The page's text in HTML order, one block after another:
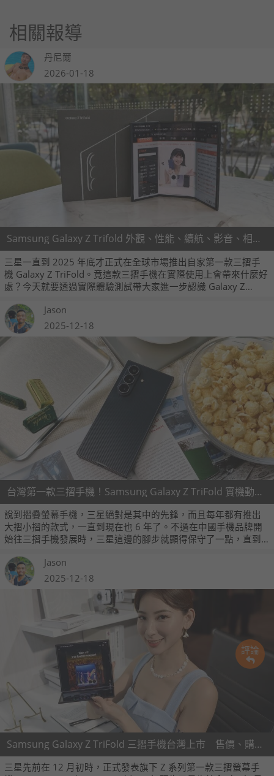
評論
相關報導
丹尼爾
2026-01-18
Samsung Galaxy Z Trifold 外觀、性能、續航、影音、相機、開箱實測
三星一直到 2025 年底才正式在全球市場推出自家第一款三摺手
機 Galaxy Z TriFold。竟這款三摺手機在實際使用上會帶來什麼好
處？今天就要透過實際體驗測試帶大家進一步認識 Galaxy Z
Jason
2025-12-18
台灣第一款三摺手機！Samsung Galaxy Z TriFold 實機動手玩
說到摺疊螢幕手機，三星絕對是其中的先鋒，而且每年都有推出
大摺小摺的款式，一直到現在也 6 年了。不過在中國手機品牌開
始往三摺手機發展時，三星這邊的腳步就顯得保守了一點，直到
TriFold。
Jason
2025-12-18
Samsung Galaxy Z TriFold 三摺手機台灣上市 售價、購機方案看這裡
三星先前在 12 月初時，正式發表旗下 Z 系列第一款三摺螢幕手